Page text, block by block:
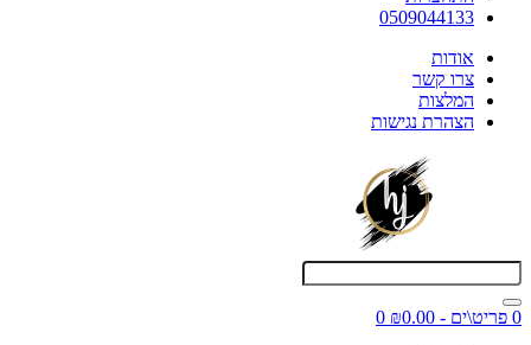
0509044133
אודות
צרו קשר
המלצות
הצהרת נגישות
0 פריט\ים - ₪0.00
0